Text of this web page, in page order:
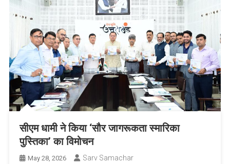
सीएम धामी ने किया ‘सौर जागरूकता स्मारिका
पुस्तिका’ का विमोचन
May 28, 2026 Sarv Samachar